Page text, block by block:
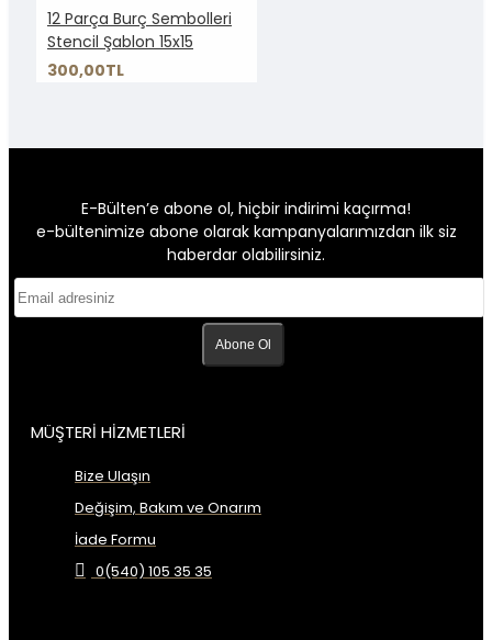
12 Parça Burç Sembolleri
Stencil Şablon 15x15
300,00TL
E-Bülten’e abone ol, hiçbir indirimi kaçırma!
e-bültenimize abone olarak kampanyalarımızdan ilk siz
haberdar olabilirsiniz.
Abone Ol
MÜŞTERİ HİZMETLERİ
Bize Ulaşın
Değişim, Bakım ve Onarım
İade Formu
0(540) 105 35 35